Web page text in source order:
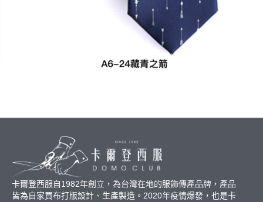
卡爾登西服自1982年創立，為台灣在地的服飾傳產品牌，產品
皆為自家買布打版設計、生產製造。2020年疫情爆發，也是卡